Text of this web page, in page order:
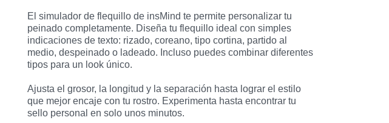
El simulador de flequillo de insMind te permite personalizar tu
peinado completamente. Diseña tu flequillo ideal con simples
indicaciones de texto: rizado, coreano, tipo cortina, partido al
medio, despeinado o ladeado. Incluso puedes combinar diferentes
tipos para un look único.
Ajusta el grosor, la longitud y la separación hasta lograr el estilo
que mejor encaje con tu rostro. Experimenta hasta encontrar tu
sello personal en solo unos minutos.